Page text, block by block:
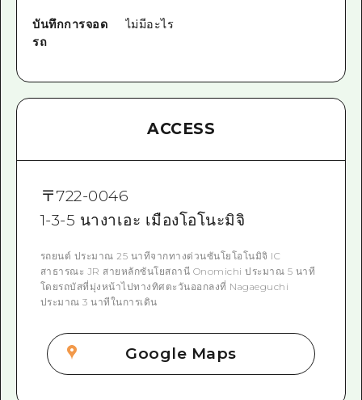
บันทึกการจอด
รถ
ไม่มีอะไร
ACCESS
〒722-0046
1-3-5 นางาเอะ เมืองโอโนะมิจิ
รถยนต์ ประมาณ 25 นาทีจากทางด่วนซันโยโอโนมิจิ IC
สาธารณะ JR สายหลักซันโยสถานี Onomichi ประมาณ 5 นาที
โดยรถบัสที่มุ่งหน้าไปทางทิศตะวันออกลงที่ Nagaeguchi
ประมาณ 3 นาทีในการเดิน
Google Maps